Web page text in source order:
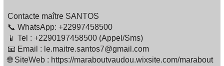
Contacte maître SANTOS
📞 WhatsApp: +22997458500
📱 Tel : +2290197458500 (Appel/Sms)
📧 Email : le.maitre.santos7@gmail.com
🌐 SiteWeb : https://maraboutvaudou.wixsite.com/marabout